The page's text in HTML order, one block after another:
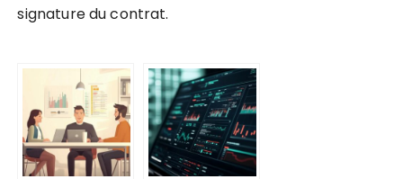
signature du contrat.